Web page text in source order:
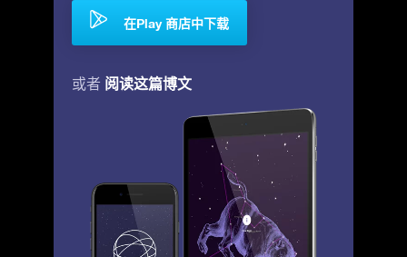
在Play 商店中下载
或者 阅读这篇博文